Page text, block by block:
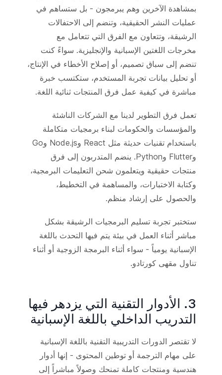
بمشاهدة الآخرين وهم يبرمجون - بل ستساهم في
عمليات النشر الحقيقية، وتنضم إلى الاحتفالات
الرشيقة، وتتعاون مع الفرق التي تتعامل مع
مخرجات اللغتين الإسبانية والإنجليزية. سواءً كنت
تنضم إلى سباق تصميم، أو إصلاح الأخطاء في الإنتاج،
أو تحليل بيانات تجربة المستخدم، ستكتسب خبرة
مباشرة في كيفية عمل فرق المنتجات ثنائية اللغة.
تعمل فرق التطوير لدينا مع الشركات الناشئة
والمؤسسات والحكومات لبناء برمجيات متكاملة
باستخدام تقنيات حديثة مثل React وNode.js وGo
وFlutter وPython. ينضم المتدربون إلى فرق
منتجات حقيقية ويتعلمون شحن التعليمات البرمجية،
وكتابة الاختبارات، والمساهمة في التخطيط،
والحصول على إرشاد منظم.
ستختبر تجربة تسليم البرمجيات الرشيقة بشكل
مباشر أثناء العمل في بيئة يتم فيها التحدث باللغة
الإسبانية يومياً - سواء أثناء البرمجة الزوجية أو أثناء
تناول مقهى كورتادو.
3. الأدوار التقنية التي يزدهر فيها
التدريب الداخلي باللغة الإسبانية
لا تقتصر الدورات التدريبية التقنية باللغة الإسبانية
على مهام الترجمة أو توطين المحتوى - إنها أدوار
هندسية ومنتجات كاملة تمنحك وصولاً مباشراً إلى